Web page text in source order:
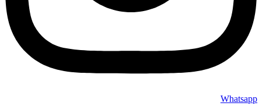
Whatsapp